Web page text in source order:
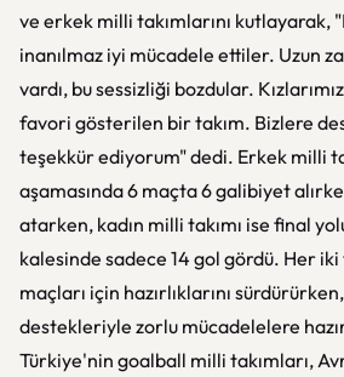
ve erkek milli takımlarını kutlayarak,
inanılmaz iyi mücadele ettiler. Uzun
vardı, bu sessizliği bozdular.
favori gösterilen bir takım. Bizlere
teşekkür ediyorum" dedi. Erkek milli
aşamasında 6 maçta 6 galibiyet
atarken, kadın milli takımı ise final
kalesinde sadece 14 gol gördü. Her iki
maçları için hazırlıklarını
destekleriyle zorlu mücadelelere
Türkiye'nin goalball milli takımları,